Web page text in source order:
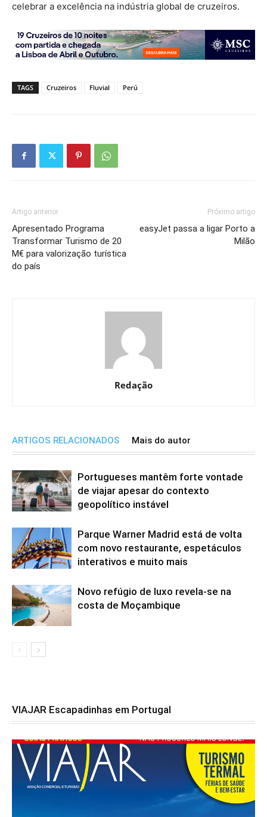
celebrar a excelência na indústria global de cruzeiros.
TAGS Cruzeiros Fluvial Perú
Artigo anterior
Apresentado Programa
Transformar Turismo de 20
M€ para valorização turística
do país
Próximo artigo
easyJet passa a ligar Porto a
Milão
Redação
ARTIGOS RELACIONADOS Mais do autor
Portugueses mantêm forte vontade
de viajar apesar do contexto
geopolítico instável
Parque Warner Madrid está de volta
com novo restaurante, espetáculos
interativos e muito mais
Novo refúgio de luxo revela-se na
costa de Moçambique
VIAJAR Escapadinhas em Portugal